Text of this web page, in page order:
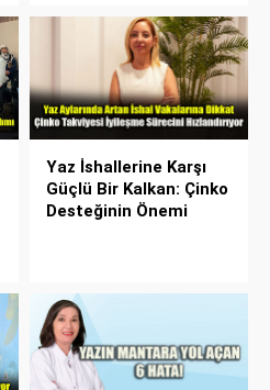
Yaz İshallerine Karşı
Güçlü Bir Kalkan: Çinko
Desteğinin Önemi